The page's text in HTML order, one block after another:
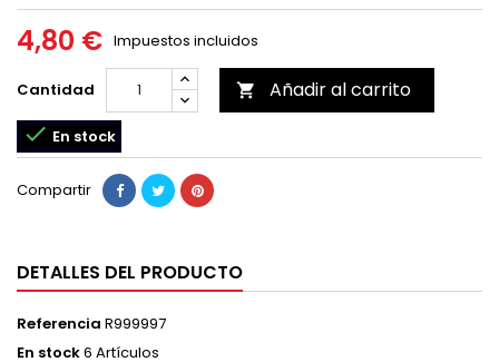
4,80 € Impuestos incluidos
Cantidad  Añadir al carrito
 En stock
Compartir
DETALLES DEL PRODUCTO
Referencia R999997
En stock6 Artículos